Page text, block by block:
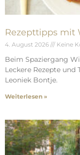
Rezepttipps mit
4. August 2026 Keine
Beim Spaziergang
Leckere Rezepte und
Leoniek Bontje.
Weiterlesen »